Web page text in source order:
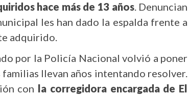
hace más de 13 años. Denuncian
les han dado la espalda frente a
adquirido.
por la Policía Nacional volvió a poner
llevan años intentando resolver.
con
la corregidora encargada de El